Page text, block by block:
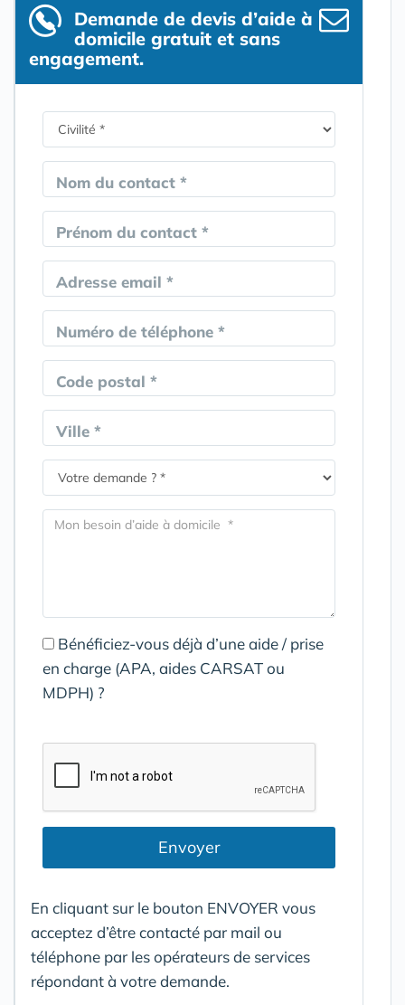
Demande de devis d’aide à
domicile gratuit et sans
engagement.
Nom du contact *
Prénom du contact *
Adresse email *
Numéro de téléphone *
Code postal *
Ville *
Bénéficiez-vous déjà d’une aide / prise
en charge (APA, aides CARSAT ou
MDPH) ?
Envoyer
En cliquant sur le bouton ENVOYER vous
acceptez d’être contacté par mail ou
téléphone par les opérateurs de services
répondant à votre demande.